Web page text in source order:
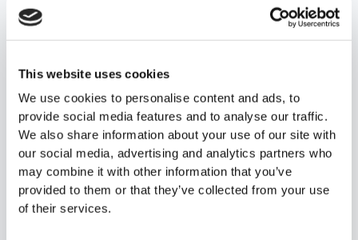
This website uses cookies
We use cookies to personalise content and ads, to
provide social media features and to analyse our traffic.
We also share information about your use of our site with
our social media, advertising and analytics partners who
may combine it with other information that you’ve
provided to them or that they’ve collected from your use
of their services.
Water Damaged Phones
Ζημιά από εισχώρηση νερού
Βράχηκε η συσκευή σας; Σας προβληματίζει εάν αξίζει τον κόπο και
το κόστος για να την επισκευάσετε;
Περισσότερα